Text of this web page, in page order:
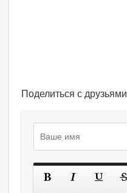
Поделиться с друзьями